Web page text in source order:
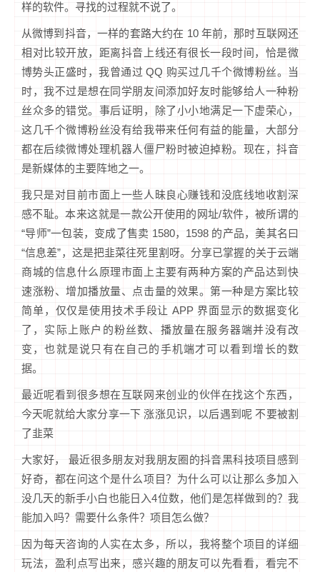
样的软件。寻找的过程就不说了。
从微博到抖音，一样的套路大约在 10 年前，那时互联网还
相对比较开放，距离抖音上线还有很长一段时间，恰是微
博势头正盛时，我曾通过 QQ 购买过几千个微博粉丝。当
时，我不过是想在同学朋友间添加好友时能够给人一种粉
丝众多的错觉。事后证明，除了小小地满足一下虚荣心，
这几千个微博粉丝没有给我带来任何有益的能量，大部分
都在后续微博处理机器人僵尸粉时被迫掉粉。现在，抖音
是新媒体的主要阵地之一。
我只是对目前市面上一些人昧良心赚钱和没底线地收割深
感不耻。本来这就是一款公开使用的网址/软件，被所谓的
“导师”一包装，变成了售卖 1580，1598 的产品，美其名曰
“信息差”，这是把韭菜往死里割呀。分享已掌握的关于云端
商城的信息什么原理市面上主要有两种方案的产品达到快
速涨粉、增加播放量、点击量的效果。第一种是方案比较
简单，仅仅是使用技术手段让 APP 界面显示的数据变化
了，实际上账户的粉丝数、播放量在服务器端并没有改
变，也就是说只有在自己的手机端才可以看到增长的数
据。
最近呢看到很多想在互联网来创业的伙伴在找这个东西，
今天呢就给大家分享一下 涨涨见识，以后遇到呢 不要被割
了韭菜
大家好， 最近很多朋友对我朋友圈的抖音黑科技项目感到
好奇，都在问这个是什么项目？为什么可以让那么多加入
没几天的新手小白也能日入4位数，他们是怎样做到的？我
能加入吗？需要什么条件？项目怎么做？
因为每天咨询的人实在太多，所以，我将整个项目的详细
玩法，盈利点写出来，感兴趣的朋友可以先看看，看完不